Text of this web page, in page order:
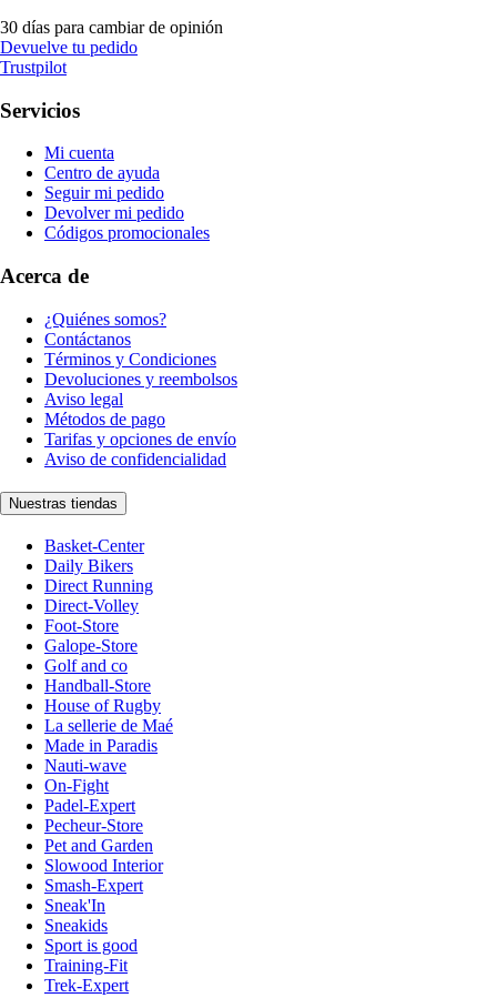
30 días para cambiar de opinión
Devuelve tu pedido
Trustpilot
Servicios
Mi cuenta
Centro de ayuda
Seguir mi pedido
Devolver mi pedido
Códigos promocionales
Acerca de
¿Quiénes somos?
Contáctanos
Términos y Condiciones
Devoluciones y reembolsos
Aviso legal
Métodos de pago
Tarifas y opciones de envío
Aviso de confidencialidad
Nuestras tiendas
Basket-Center
Daily Bikers
Direct Running
Direct-Volley
Foot-Store
Galope-Store
Golf and co
Handball-Store
House of Rugby
La sellerie de Maé
Made in Paradis
Nauti-wave
On-Fight
Padel-Expert
Pecheur-Store
Pet and Garden
Slowood Interior
Smash-Expert
Sneak'In
Sneakids
Sport is good
Training-Fit
Trek-Expert